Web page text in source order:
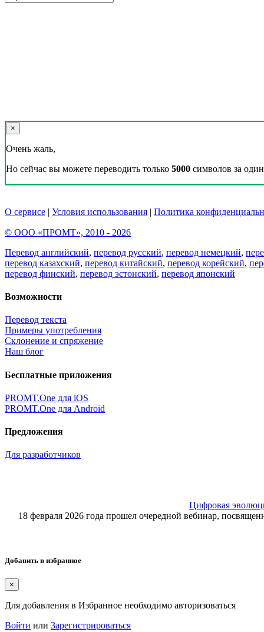
×
Очень жаль,
Но сейчас вы можете переводить только 5000 символов за
О сервисе | Условия использования | Политика
© ООО «ПРОМТ», 2010 - 2026
Перевод английский, перевод русский, перевод немецкий,
перевод казахский, перевод китайский, перевод корейский,
перевод финский, перевод эстонский, перевод японский
Возможности
Перевод текста
Примеры употребления
Склонение и спряжение
Наш блог
Бесплатные приложения
PROMT.One для iOS
PROMT.One для Android
Предложения
Для разработчиков
Цифровая
18 февраля 2026 года прошел очередной вебинар,
Добавить в избранное
×
Для добавления в Избранное необходимо авторизоваться
Войти или Зарегистрироваться